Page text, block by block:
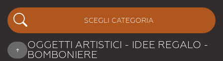
SCEGLI CATEGORIA
OGGETTI ARTISTICI - IDEE REGALO -
BOMBONIERE